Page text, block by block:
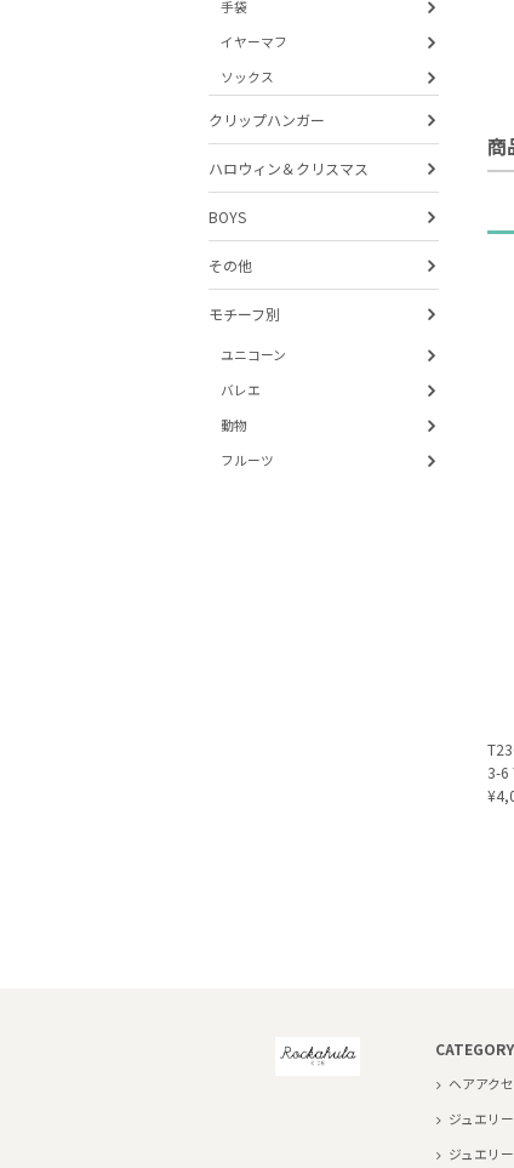
手袋
イヤーマフ
ソックス
クリップハンガー
ハロウィン＆クリスマス
BOYS
その他
モチーフ別
ユニコーン
バレエ
動物
フルーツ
商
3-6
CATEGORY
ヘアアク
ジュエリー
ジュエリ